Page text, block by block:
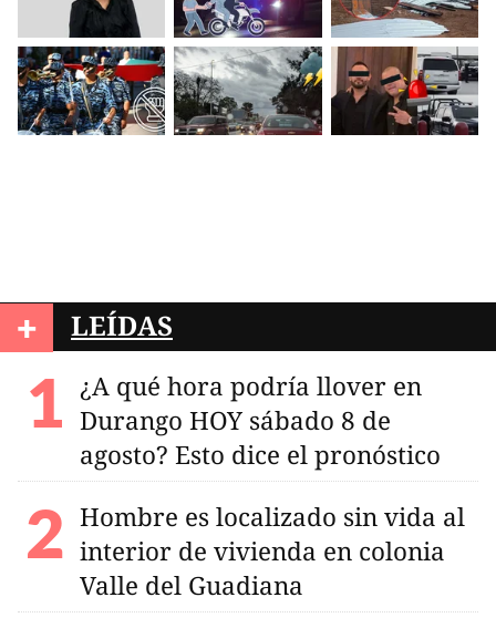
+ LEÍDAS
¿A qué hora podría llover en
Durango HOY sábado 8 de
agosto? Esto dice el pronóstico
Hombre es localizado sin vida al
interior de vivienda en colonia
Valle del Guadiana